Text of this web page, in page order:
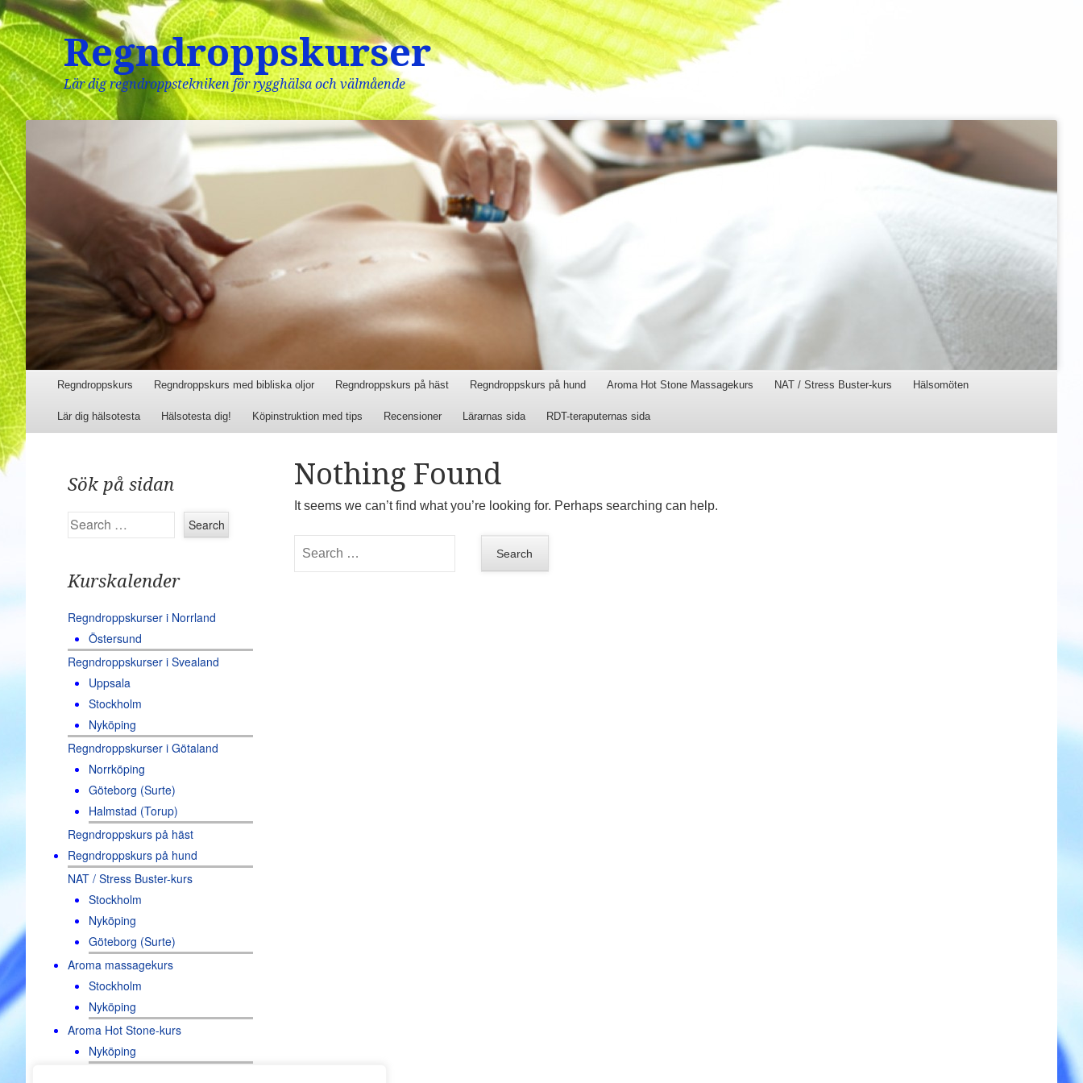
Regndroppskurser
Lär dig regndroppstekniken för rygghälsa och välmående
Menu
Skip to content
Regndroppskurs Regndroppskurs med bibliska oljor Regndroppskurs på häst Regndroppskurs på hund Aroma Hot Stone Massagekurs NAT / Stress Buster-kurs Hälsomöten
Lär dig hälsotesta Hälsotesta dig! Köpinstruktion med tips Recensioner Lärarnas sida RDT-teraputernas sida
Nothing Found
It seems we can’t find what you’re looking for. Perhaps searching can help.
Search
Sök på sidan
Search
Kurskalender
Regndroppskurser i Norrland
Östersund
Regndroppskurser i Svealand
Uppsala
Stockholm
Nyköping
Regndroppskurser i Götaland
Norrköping
Göteborg (Surte)
Halmstad (Torup)
Regndroppskurs på häst
Regndroppskurs på hund
NAT / Stress Buster-kurs
Stockholm
Nyköping
Göteborg (Surte)
Aroma massagekurs
Stockholm
Nyköping
Aroma Hot Stone-kurs
Nyköping